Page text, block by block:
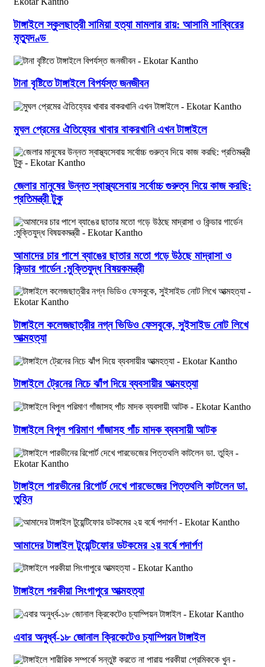
টাঙ্গাইলে স্কুলছাত্রী সামিয়া হত্যা মামলার রায়: আসামি সাব্বিরের
মৃত্যুদণ্ড
টানা বৃষ্টিতে টাঙ্গাইলে বিপর্যস্ত জনজীবন
মুঘল প্রেমের ঐতিহ্যের খাবার বাকরখানি এখন টাঙ্গাইলে
জেলার মানুষের উন্নত স্বাস্থ্যসেবায় সর্বোচ্চ গুরুত্ব দিয়ে কাজ করছি:
প্রতিমন্ত্রী টুকু
আমাদের চার পাশে ব্যাঙের ছাতার মতো গড়ে উঠছে মাদ্রাসা ও
কিন্ডার গার্ডেন :মুক্তিযুদ্ধ বিষয়কমন্ত্রী
টাঙ্গাইলে কলেজছাত্রীর নগ্ন ভিডিও ফেসবুকে, সুইসাইড নোট লিখে
আত্মহত্যা
টাঙ্গাইলে ট্রেনের নিচে ঝাঁপ দিয়ে ব্যবসায়ীর আত্মহত্যা
টাঙ্গাইলে বিপুল পরিমাণ গাঁজাসহ পাঁচ মাদক ব্যবসায়ী আটক
টাঙ্গাইলে পারভীনের রিপোর্ট দেখে পারভেজের পিত্তথলি কাটলেন ডা.
তুহিন
আমাদের টাঙ্গাইল টুয়েন্টিফোর ডটকমের ২য় বর্ষে পদার্পণ
টাঙ্গাইলে পরকীয়া সিংগাপুরে আত্মহত্যা
এবার অনুর্ধ্ব-১৮ জোনাল ক্রিকেটেও চ্যাম্পিয়ন টাঙ্গাইল